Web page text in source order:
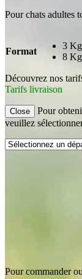
Pour chats adultes
Format
3 Kg
8 Kg
Découvrez nos
Tarifs livraison
Close
Pour
veuillez
Pour commander